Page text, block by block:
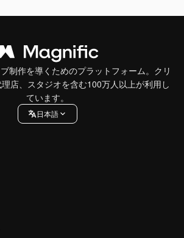
制作を導くためのプラットフォーム。クリ
店、スタジオを含む100万人以上が利用し
ています。
日本語